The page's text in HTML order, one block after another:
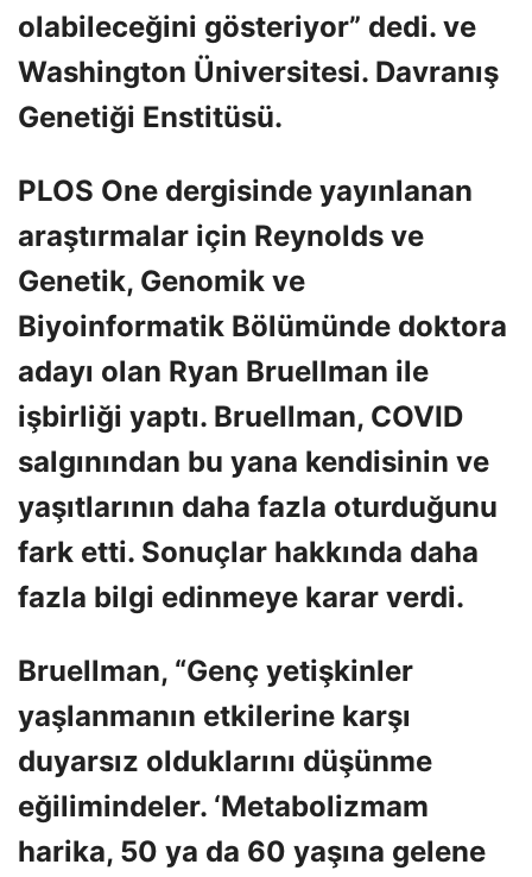
olabileceğini gösteriyor” dedi. ve
Washington Üniversitesi. Davranış
Genetiği Enstitüsü.
PLOS One dergisinde yayınlanan
araştırmalar için Reynolds ve
Genetik, Genomik ve
Biyoinformatik Bölümünde doktora
adayı olan Ryan Bruellman ile
işbirliği yaptı. Bruellman, COVID
salgınından bu yana kendisinin ve
yaşıtlarının daha fazla oturduğunu
fark etti. Sonuçlar hakkında daha
fazla bilgi edinmeye karar verdi.
Bruellman, “Genç yetişkinler
yaşlanmanın etkilerine karşı
duyarsız olduklarını düşünme
eğilimindeler. ‘Metabolizmam
harika, 50 ya da 60 yaşına gelene